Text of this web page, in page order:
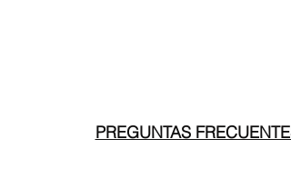
PREGUNTAS